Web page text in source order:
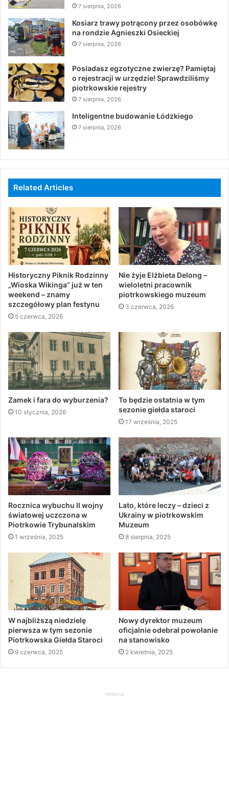
7 sierpnia, 2026
Kosiarz trawy potrącony przez osobówkę
na rondzie Agnieszki Osieckiej
7 sierpnia, 2026
Posiadasz egzotyczne zwierzę? Pamiętaj
o rejestracji w urzędzie! Sprawdziliśmy
piotrkowskie rejestry
7 sierpnia, 2026
Inteligentne budowanie Łódzkiego
7 sierpnia, 2026
Related Articles
Historyczny Piknik Rodzinny
„Wioska Wikinga” już w ten
weekend – znamy
szczegółowy plan festynu
5 czerwca, 2026
Nie żyje Elżbieta Delong –
wieloletni pracownik
piotrkowskiego muzeum
3 czerwca, 2026
Zamek i fara do wyburzenia?
10 stycznia, 2026
To będzie ostatnia w tym
sezonie giełda staroci
17 września, 2025
Rocznica wybuchu II wojny
światowej uczczona w
Piotrkowie Trybunalskim
1 września, 2025
Lato, które leczy – dzieci z
Ukrainy w piotrkowskim
Muzeum
8 sierpnia, 2025
W najbliższą niedzielę
pierwsza w tym sezonie
Piotrkowska Giełda Staroci
9 czerwca, 2025
Nowy dyrektor muzeum
oficjalnie odebrał powołanie
na stanowisko
2 kwietnia, 2025
reklama